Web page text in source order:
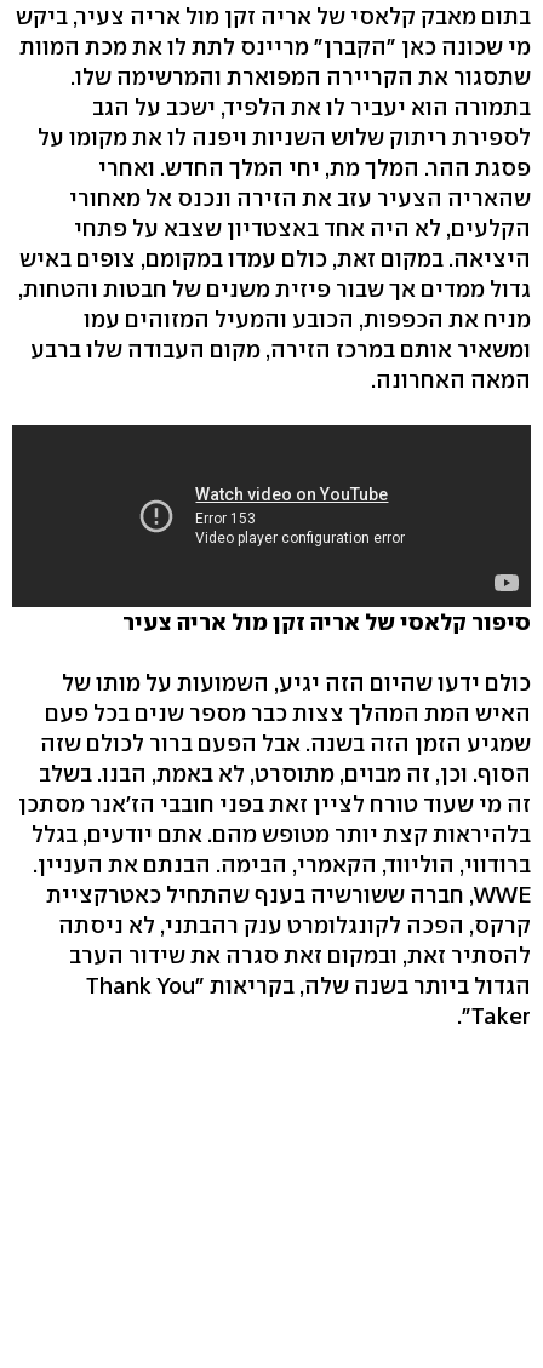
בתום מאבק קלאסי של אריה זקן מול אריה צעיר, ביקש
מי שכונה כאן "הקברן" מריינס לתת לו את מכת המוות
שתסגור את הקריירה המפוארת והמרשימה שלו.
בתמורה הוא יעביר לו את הלפיד, ישכב על הגב
לספירת ריתוק שלוש השניות ויפנה לו את מקומו על
פסגת ההר. המלך מת, יחי המלך החדש. ואחרי
שהאריה הצעיר עזב את הזירה ונכנס אל מאחורי
הקלעים, לא היה אחד באצטדיון שצבא על פתחי
היציאה. במקום זאת, כולם עמדו במקומם, צופים באיש
גדול ממדים אך שבור פיזית משנים של חבטות והטחות,
מניח את הכפפות, הכובע והמעיל המזוהים עמו
ומשאיר אותם במרכז הזירה, מקום העבודה שלו ברבע
המאה האחרונה.
סיפור קלאסי של אריה זקן מול אריה צעיר
כולם ידעו שהיום הזה יגיע, השמועות על מותו של
האיש המת המהלך צצות כבר מספר שנים בכל פעם
שמגיע הזמן הזה בשנה. אבל הפעם ברור לכולם שזה
הסוף. וכן, זה מבוים, מתוסרט, לא באמת, הבנו. בשלב
זה מי שעוד טורח לציין זאת בפני חובבי הז'אנר מסתכן
בלהיראות קצת יותר מטופש מהם. אתם יודעים, בגלל
ברודווי, הוליווד, הקאמרי, הבימה. הבנתם את העניין.
WWE, חברה ששורשיה בענף שהתחיל כאטרקציית
קרקס, הפכה לקונגלומרט ענק רהבתני, לא ניסתה
להסתיר זאת, ובמקום זאת סגרה את שידור הערב
הגדול ביותר בשנה שלה, בקריאות "Thank You
Taker".